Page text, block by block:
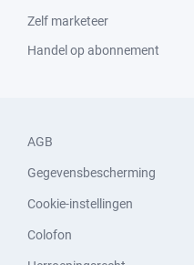
Zelf marketeer
Handel op abonnement
AGB
Gegevensbescherming
Cookie-instellingen
Colofon